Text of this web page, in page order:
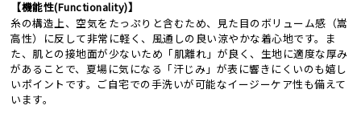
【機能性(Functionality)】
糸の構造上、空気をたっぷりと含むため、見た目のボリューム感（嵩
高性）に反して非常に軽く、風通しの良い涼やかな着心地です。ま
た、肌との接地面が少ないため「肌離れ」が良く、生地に適度な厚み
があることで、夏場に気になる「汗じみ」が表に響きにくいのも嬉し
いポイントです。ご自宅での手洗いが可能なイージーケア性も備えて
います。